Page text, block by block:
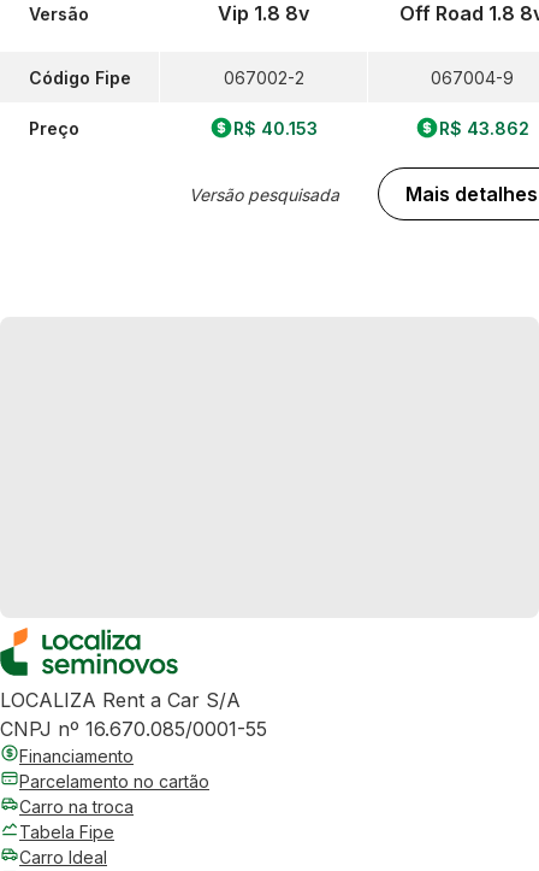
Versão
Código Fipe
Preço
Vip 1.8 8v
067002-2
R$ 40.153
Versão pesquisada
Off Road 1.8
067004-9
R$ 43.862
Mais detalhes
LOCALIZA Rent a Car S/A
CNPJ nº 16.670.085/0001-55
Financiamento
Parcelamento no cartão
Carro na troca
Tabela Fipe
Carro Ideal